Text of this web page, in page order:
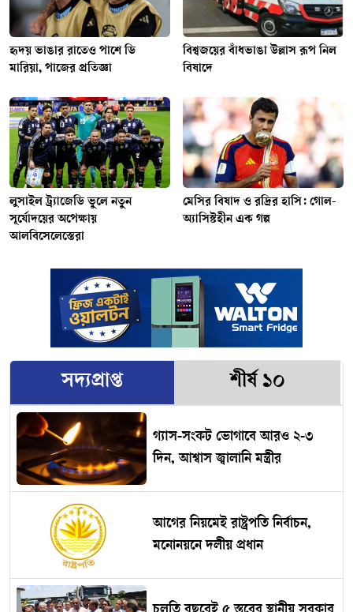
হৃদয় ভাঙার রাতেও পাশে ডি
মারিয়া, পাজের প্রতিজ্ঞা
বিশ্বজয়ের বাঁধভাঙা উল্লাস রূপ নিল
বিষাদে
লুসাইল ট্র্যাজেডি ভুলে নতুন
সূর্যোদয়ের অপেক্ষায়
আলবিসেলেস্তেরা
মেসির বিষাদ ও রদ্রির হাসি: গোল-
অ্যাসিস্টহীন এক গল্প
সদ্যপ্রাপ্ত শীর্ষ ১০
গ্যাস-সংকট ভোগাবে আরও ২-৩
দিন, আশ্বাস জ্বালানি মন্ত্রীর
আগের নিয়মেই রাষ্ট্রপতি নির্বাচন,
মনোনয়নে দলীয় প্রধান